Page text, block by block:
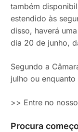
também
estendido às
disso, haverá
dia 20 de junho,
Segundo a
julho ou
>> Entre no
Procura